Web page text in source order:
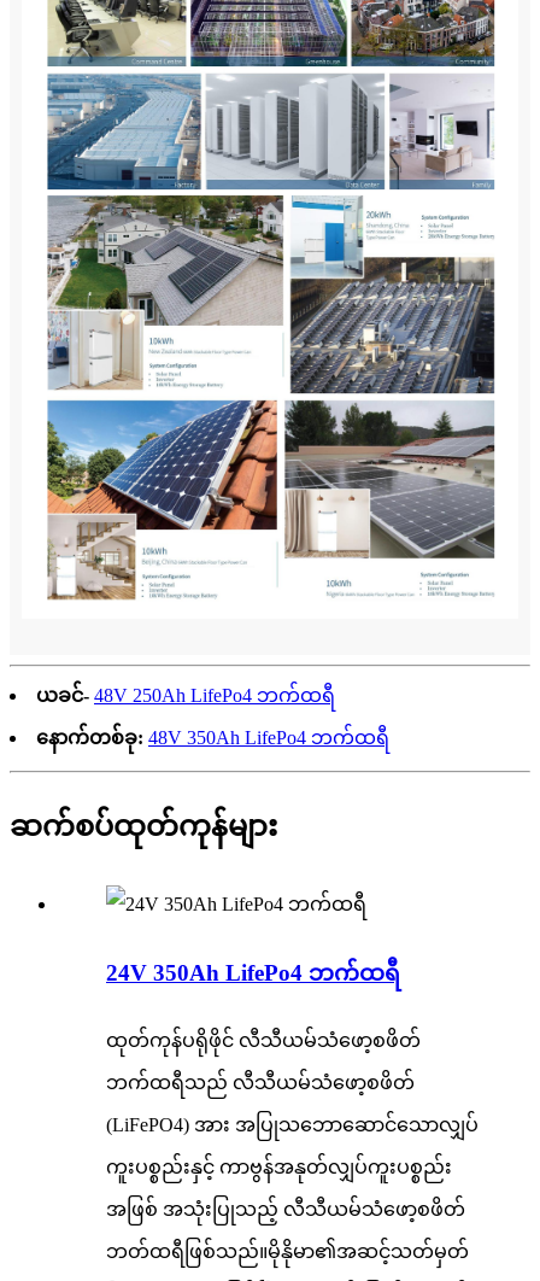
ယခင်- 48V 250Ah LifePo4 ဘက်ထရီ
နောက်တစ်ခု: 48V 350Ah LifePo4 ဘက်ထရီ
ဆက်စပ်ထုတ်ကုန်များ
24V 350Ah LifePo4 ဘက်ထရီ
ထုတ်ကုန်ပရိုဖိုင် လီသီယမ်သံဖော့စဖိတ်
ဘက်ထရီသည် လီသီယမ်သံဖော့စဖိတ်
(LiFePO4) အား အပြုသဘောဆောင်သောလျှပ်
ကူးပစ္စည်းနှင့် ကာဗွန်အနုတ်လျှပ်ကူးပစ္စည်း
အဖြစ် အသုံးပြုသည့် လီသီယမ်သံဖော့စဖိတ်
ဘတ်ထရီဖြစ်သည်။မိုနိုမာ၏အဆင့်သတ်မှတ်